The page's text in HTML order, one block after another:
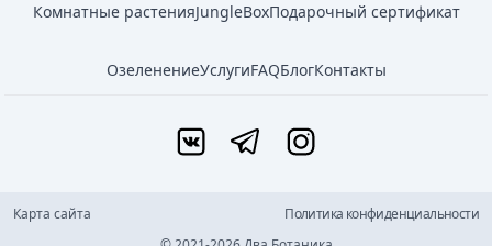
Комнатные растенияJungleBoxПодарочный сертификат
ОзеленениеУслугиFAQБлогКонтакты
Карта сайта
Политика конфиденциальности